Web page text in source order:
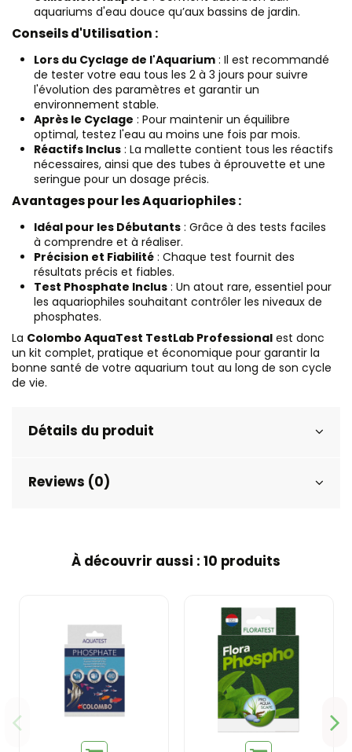
aquariums d'eau douce qu’aux bassins de jardin.
Conseils d'Utilisation :
Lors du Cyclage de l'Aquarium : Il est recommandé
de tester votre eau tous les 2 à 3 jours pour suivre
l'évolution des paramètres et garantir un
environnement stable.
Après le Cyclage : Pour maintenir un équilibre
optimal, testez l'eau au moins une fois par mois.
Réactifs Inclus : La mallette contient tous les réactifs
nécessaires, ainsi que des tubes à éprouvette et une
seringue pour un dosage précis.
Avantages pour les Aquariophiles :
Idéal pour les Débutants : Grâce à des tests faciles
à comprendre et à réaliser.
Précision et Fiabilité : Chaque test fournit des
résultats précis et fiables.
Test Phosphate Inclus : Un atout rare, essentiel pour
les aquariophiles souhaitant contrôler les niveaux de
phosphates.
La Colombo AquaTest TestLab Professional est donc
un kit complet, pratique et économique pour garantir la
bonne santé de votre aquarium tout au long de son cycle
de vie.
Détails du produit
Reviews (0)
À découvrir aussi : 10 produits